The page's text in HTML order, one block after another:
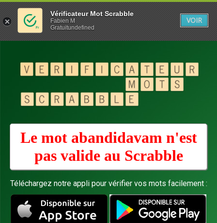
Le mot abandidavam n'est
pas valide au Scrabble
Téléchargez notre appli pour vérifier vos mots facilement :
Vérificateur Mot Scrabble
Fabien M
Gratuitundefined
VOIR